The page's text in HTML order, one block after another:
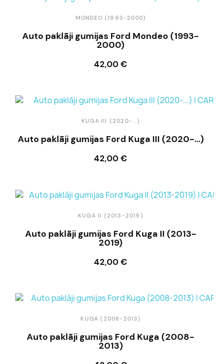
MONDEO (1993-2000)
Auto paklāji gumijas Ford Mondeo (1993-
2000)
42,00 €
Ielikt grozā
KUGA III (2020-...)
Auto paklāji gumijas Ford Kuga III (2020-...)
42,00 €
Ielikt grozā
KUGA II (2013-2019)
Auto paklāji gumijas Ford Kuga II (2013-
2019)
42,00 €
Ielikt grozā
KUGA (2008-2013)
Auto paklāji gumijas Ford Kuga (2008-
2013)